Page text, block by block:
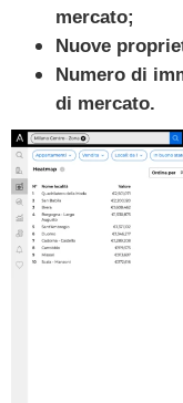
mercato;
Nuove
Numero di
di mercato.